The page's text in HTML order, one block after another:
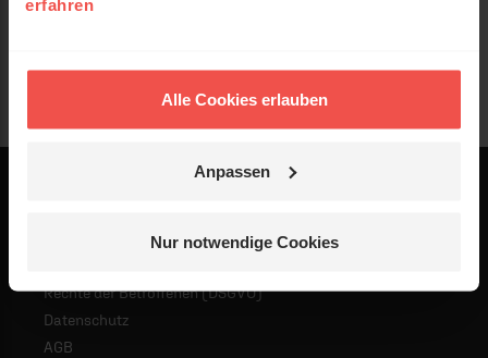
erfahren
Alle Cookies erlauben
Anpassen
Nur notwendige Cookies
Rechte der Betroffenen (DSGVO)
Datenschutz
AGB